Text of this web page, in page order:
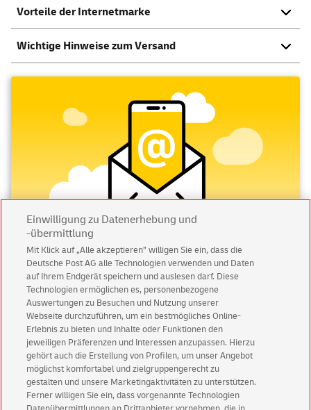
Vorteile der Internetmarke
Wichtige Hinweise zum Versand
Abonnieren Sie unseren Newsletter
Immer informiert über exklusive Angebote und
Aktionen - jetzt mit Vorteil
Privatkundensichern sich einen5 € Gutschein
für POSTSCAN!
Geschäftskundenerhalten einen5 € Gutschein
für Briefmarke individuell!
Einwilligung zu Datenerhebung und
-übermittlung
Mit Klick auf „Alle akzeptieren” willigen Sie ein, dass die
Deutsche Post AG alle Technologien verwenden und Daten
auf Ihrem Endgerät speichern und auslesen darf. Diese
Technologien ermöglichen es, personenbezogene
Auswertungen zu Besuchen und Nutzung unserer
Webseite durchzuführen, um ein bestmögliches Online-
Erlebnis zu bieten und Inhalte oder Funktionen den
jeweiligen Präferenzen und Interessen anzupassen. Hierzu
gehört auch die Erstellung von Profilen, um unser Angebot
möglichst komfortabel und zielgruppengerecht zu
gestalten und unsere Marketingaktivitäten zu unterstützen.
Ferner willigen Sie ein, dass vorgenannte Technologien